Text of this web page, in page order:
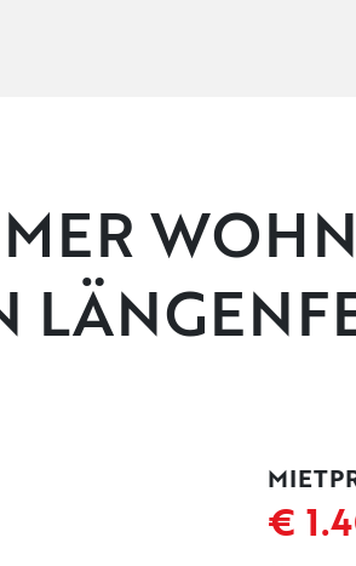
€